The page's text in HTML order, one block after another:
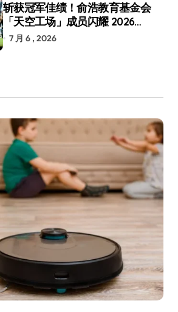
斩获冠军佳绩！俞浩教育基金会
「天空工场」成员闪耀 2026
RoboCup 机器人世界杯
7 月 6 , 2026